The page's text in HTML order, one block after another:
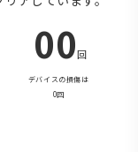
00回
デバイスの損傷は
0回